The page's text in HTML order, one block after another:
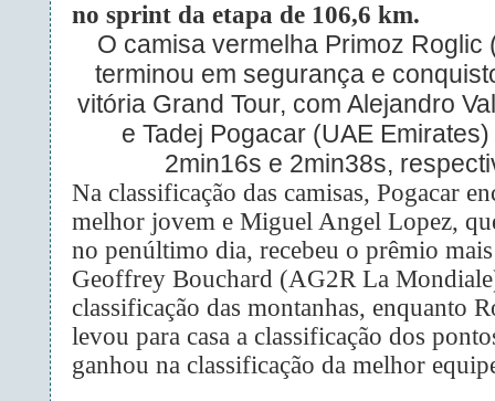
no sprint da etapa de 106,6 km.
O camisa vermelha Primoz Roglic
terminou em segurança e
vitória Grand Tour, com Alejandro
e Tadej Pogacar (UAE Emirates)
2min16s e 2min38s,
Na classificação das camisas, Pogacar
melhor jovem e Miguel Angel Lopez,
no penúltimo dia, recebeu o prêmio
Geoffrey Bouchard (AG2R La
classificação das montanhas, enquanto
levou para casa a classificação dos
ganhou na classificação da melhor